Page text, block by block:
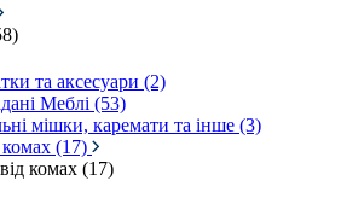
та аксесуари (2)
Меблі (53)
мішки, каремати та інше (3)
комах (17)
комах (17)